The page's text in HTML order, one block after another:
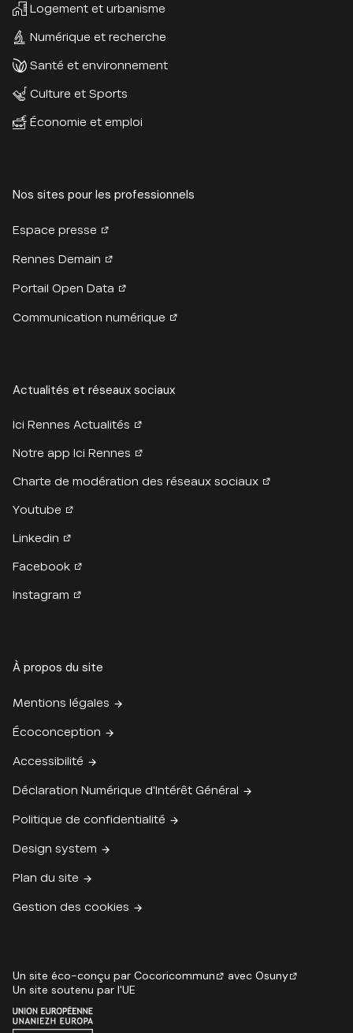
Logement et urbanisme
Numérique et recherche
Santé et environnement
Culture et Sports
Économie et emploi
Nos sites pour les professionnels
Espace presse
Rennes Demain
Portail Open Data
Communication numérique
Actualités et réseaux sociaux
Ici Rennes Actualités
Notre app Ici Rennes
Charte de modération des réseaux sociaux
Youtube
Linkedin
Facebook
Instagram
À propos du site
Mentions légales
Écoconception
Accessibilité
Déclaration Numérique d'Intérêt Général
Politique de confidentialité
Design system
Plan du site
Gestion des cookies
Un site soutenu par l'UE
Un site éco-conçu par Cocoricommun avec Osuny